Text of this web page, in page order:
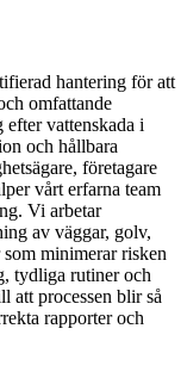
hantering för att
omfattande
vattenskada i
och hållbara
företagare
vårt erfarna team
Vi arbetar
av väggar, golv,
minimerar risken
tydliga rutiner och
att processen blir så
rapporter och